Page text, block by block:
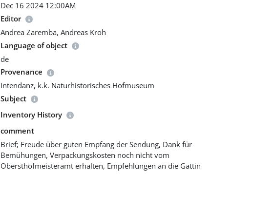
Dec 16 2024 12:00AM
Editor
Andrea Zaremba, Andreas Kroh
Language of object
de
Provenance
Intendanz, k.k. Naturhistorisches Hofmuseum
Subject
Inventory History
comment
Brief; Freude über guten Empfang der Sendung, Dank für
Bemühungen, Verpackungskosten noch nicht vom
Obersthofmeisteramt erhalten, Empfehlungen an die Gattin